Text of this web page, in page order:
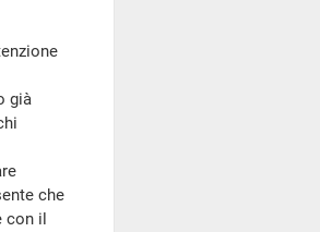
già
che
con il